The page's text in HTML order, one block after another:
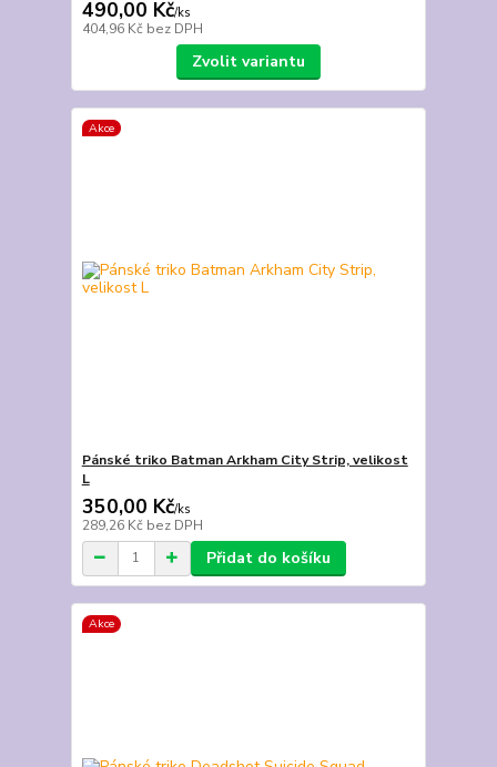
490,00 Kč/ks
404,96 Kč bez DPH
Zvolit variantu
Akce
Pánské triko Batman Arkham City Strip, velikost
L
350,00 Kč/ks
289,26 Kč bez DPH
Přidat do košíku
Akce